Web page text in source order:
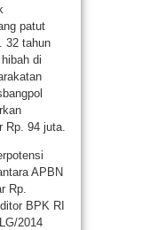
patut
32 tahun
di
Rp. 94 juta.
APBN
Rp.
BPK RI
2014